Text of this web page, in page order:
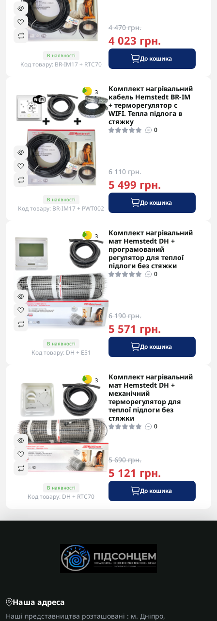
В наявності
Код товару: BR-IM17 + RTC70
4 470 грн.
4 023 грн.
До кошика
3
-5% в корзині
В наявності
Код товару: BR-IM17 + PWT002
Комплект нагрівальний
кабель Hemstedt BR-IM
+ терморегулятор с
WIFI. Тепла підлога в
стяжку
0
6 110 грн.
5 499 грн.
До кошика
3
-5% в корзині
В наявності
Код товару: DH + E51
Комплект нагрівальний
мат Hemstedt DH +
програмований
регулятор для теплої
підлоги без стяжки
0
6 190 грн.
5 571 грн.
До кошика
3
-5% в корзині
В наявності
Код товару: DH + RTC70
Комплект нагрівальний
мат Hemstedt DH +
механічний
терморегулятор для
теплої підлоги без
стяжки
0
5 690 грн.
5 121 грн.
До кошика
Наша адреса
Наші представництва розташовані : м. Дніпро,